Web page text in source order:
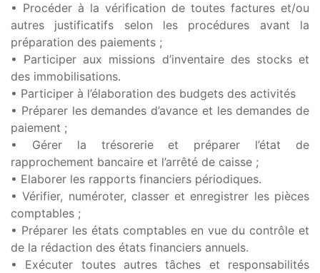
• Procéder à la vérification de toutes factures et/ou
autres justificatifs selon les procédures avant la
préparation des paiements ;
• Participer aux missions d’inventaire des stocks et
des immobilisations.
• Participer à l’élaboration des budgets des activités
• Préparer les demandes d’avance et les demandes de
paiement ;
• Gérer la trésorerie et préparer l’état de
rapprochement bancaire et l’arrêté de caisse ;
• Elaborer les rapports financiers périodiques.
• Vérifier, numéroter, classer et enregistrer les pièces
comptables ;
• Préparer les états comptables en vue du contrôle et
de la rédaction des états financiers annuels.
• Exécuter toutes autres tâches et responsabilités